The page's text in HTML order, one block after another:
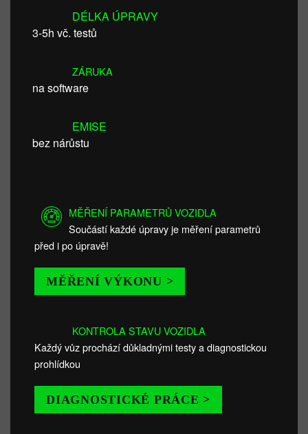
DÉLKA ÚPRAVY
3-5h vč. testů
ZÁRUKA
na software
EMISE
bez nárůstu
MĚŘENÍ PARAMETRŮ VOZIDLA
Součástí každé úpravy je měření parametrů
před i po úpravě!
MĚŘENÍ VÝKONU >
KONTROLA STAVU VOZIDLA
Každý vůz prochází důkladnými testy a diagnostickou
prohlídkou
DIAGNOSTICKÉ PRÁCE >